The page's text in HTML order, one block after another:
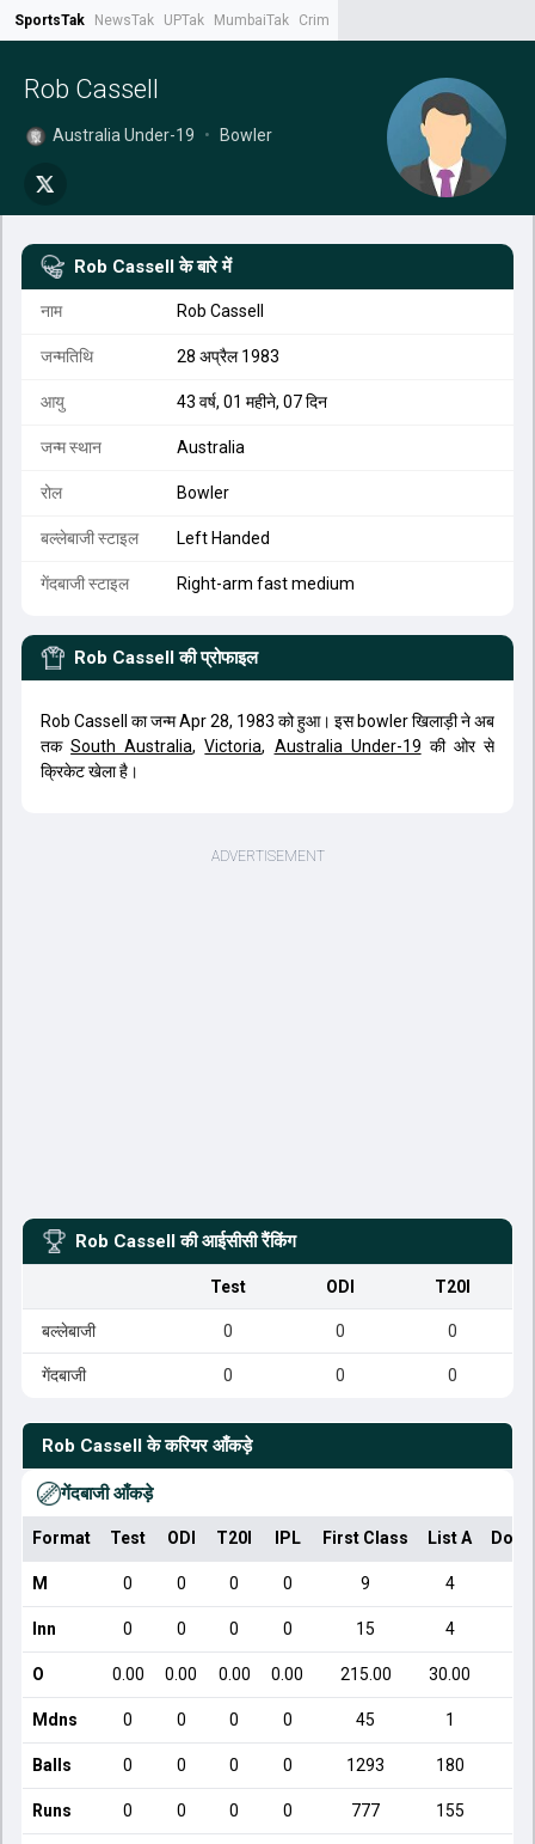
SportsTak NewsTak UPTak MumbaiTak CrimeTak
Rob Cassell
Australia Under-19 • Bowler
Rob Cassell के बारे में
नाम Rob Cassell
जन्मतिथि 28 अप्रैल 1983
आयु 43 वर्ष, 01 महीने, 07 दिन
जन्म स्थान Australia
रोल Bowler
बल्लेबाजी स्टाइल Left Handed
गेंदबाजी स्टाइल Right-arm fast medium
Rob Cassell की प्रोफाइल
Rob Cassell का जन्म Apr 28, 1983 को हुआ। इस bowler खिलाड़ी ने अब
तकSouth Australia,Victoria, Australia Under-19 की ओर से
क्रिकेट खेला है।
Rob Cassell की आईसीसी रैंकिंग
Test ODI T20I
बल्लेबाजी 0 0 0
गेंदबाजी 0 0 0
Rob Cassell के करियर आँकड़े
गेंदबाजी आँकड़े
Format Test ODI T20I IPL First Class List A
M 0 0 0 0 9 4
Inn 0 0 0 0 15 4
O 0.00 0.00 0.00 0.00 215.00 30.00
Mdns 0 0 0 0 45 1
Balls 0 0 0 0 1293 180
Runs 0 0 0 0 777 155